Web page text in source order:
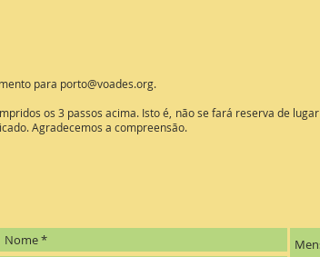
para porto@voades.org.
os 3 passos acima. Isto é, não se fará reserva de lugar
Agradecemos a compreensão.